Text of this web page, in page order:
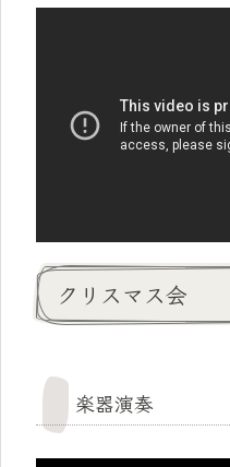
クリスマス会
楽器演奏